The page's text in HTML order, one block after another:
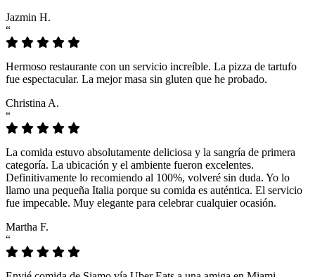
Jazmin H.
“
Hermoso restaurante con un servicio increíble. La pizza de tartufo
fue espectacular. La mejor masa sin gluten que he probado.
Christina A.
“
La comida estuvo absolutamente deliciosa y la sangría de primera
categoría. La ubicación y el ambiente fueron excelentes.
Definitivamente lo recomiendo al 100%, volveré sin duda. Yo lo
llamo una pequeña Italia porque su comida es auténtica. El servicio
fue impecable. Muy elegante para celebrar cualquier ocasión.
Martha F.
“